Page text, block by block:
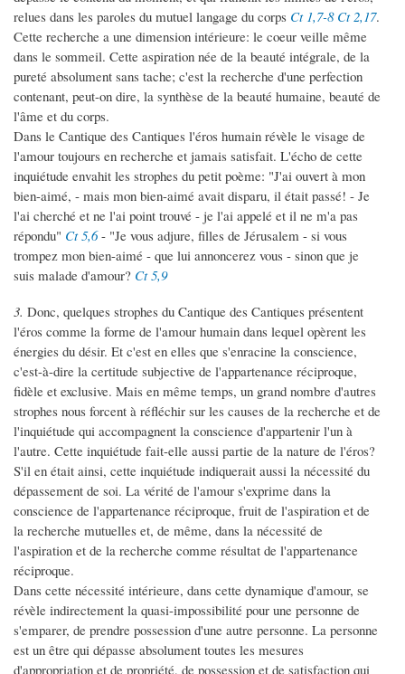
relues dans les paroles du mutuel langage du corps Ct 1,7-8 Ct 2,17.
Cette recherche a une dimension intérieure: le coeur veille même
dans le sommeil. Cette aspiration née de la beauté intégrale, de la
pureté absolument sans tache; c'est la recherche d'une perfection
contenant, peut-on dire, la synthèse de la beauté humaine, beauté de
l'âme et du corps.
Dans le Cantique des Cantiques l'éros humain révèle le visage de
l'amour toujours en recherche et jamais satisfait. L'écho de cette
inquiétude envahit les strophes du petit poème: "J'ai ouvert à mon
bien-aimé, - mais mon bien-aimé avait disparu, il était passé! - Je
l'ai cherché et ne l'ai point trouvé - je l'ai appelé et il ne m'a pas
répondu" Ct 5,6- "Je vous adjure, filles de Jérusalem - si vous
trompez mon bien-aimé - que lui annoncerez vous - sinon que je
suis malade d'amour? Ct 5,9
3. Donc, quelques strophes du Cantique des Cantiques présentent
l'éros comme la forme de l'amour humain dans lequel opèrent les
énergies du désir. Et c'est en elles que s'enracine la conscience,
c'est-à-dire la certitude subjective de l'appartenance réciproque,
fidèle et exclusive. Mais en même temps, un grand nombre d'autres
strophes nous forcent à réfléchir sur les causes de la recherche et de
l'inquiétude qui accompagnent la conscience d'appartenir l'un à
l'autre. Cette inquiétude fait-elle aussi partie de la nature de l'éros?
S'il en était ainsi, cette inquiétude indiquerait aussi la nécessité du
dépassement de soi. La vérité de l'amour s'exprime dans la
conscience de l'appartenance réciproque, fruit de l'aspiration et de
la recherche mutuelles et, de même, dans la nécessité de
l'aspiration et de la recherche comme résultat de l'appartenance
réciproque.
Dans cette nécessité intérieure, dans cette dynamique d'amour, se
révèle indirectement la quasi-impossibilité pour une personne de
s'emparer, de prendre possession d'une autre personne. La personne
est un être qui dépasse absolument toutes les mesures
d'appropriation et de propriété, de possession et de satisfaction qui